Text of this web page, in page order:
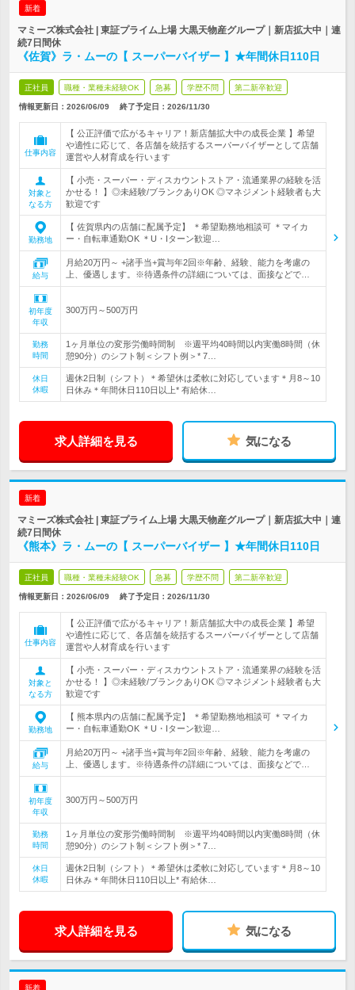
新着
マミーズ株式会社 | 東証プライム上場 大黒天物産グループ｜新店拡大中｜連
続7日間休
《佐賀》ラ・ムーの【 スーパーバイザー 】★年間休日110日
正社員 職種・業種未経験OK 急募 学歴不問 第二新卒歓迎
情報更新日：2026/06/09 終了予定日： 2026/11/30
仕事内容
【 公正評価で広がるキャリア！新店舗拡大中の成長企業 】希望
や適性に応じて、各店舗を統括するスーパーバイザーとして店舗
運営や人材育成を行います
対象と
なる方
【 小売・スーパー・ディスカウントストア・流通業界の経験を活
かせる！ 】◎未経験/ブランクありOK ◎マネジメント経験者も大
歓迎です
勤務地
【 佐賀県内の店舗に配属予定】 ＊希望勤務地相談可 ＊マイカ
ー・自転車通勤OK ＊U・Iターン歓迎…
給与
月給20万円～ +諸手当+賞与年2回※年齢、経験、能力を考慮の
上、優遇します。※待遇条件の詳細については、面接などで…
初年度
年収
300万円～500万円
勤務
時間
1ヶ月単位の変形労働時間制 ※週平均40時間以内実働8時間（休
憩90分）のシフト制＜シフト例＞* 7…
休日
休暇
週休2日制（シフト）＊希望休は柔軟に対応しています＊月8～10
日休み＊年間休日110日以上* 有給休…
求人詳細を見る 気になる
新着
マミーズ株式会社 | 東証プライム上場 大黒天物産グループ｜新店拡大中｜連
続7日間休
《熊本》ラ・ムーの【 スーパーバイザー 】★年間休日110日
正社員 職種・業種未経験OK 急募 学歴不問 第二新卒歓迎
情報更新日：2026/06/09 終了予定日： 2026/11/30
仕事内容
【 公正評価で広がるキャリア！新店舗拡大中の成長企業 】希望
や適性に応じて、各店舗を統括するスーパーバイザーとして店舗
運営や人材育成を行います
対象と
なる方
【 小売・スーパー・ディスカウントストア・流通業界の経験を活
かせる！ 】◎未経験/ブランクありOK ◎マネジメント経験者も大
歓迎です
勤務地
【 熊本県内の店舗に配属予定】 ＊希望勤務地相談可 ＊マイカ
ー・自転車通勤OK ＊U・Iターン歓迎…
給与
月給20万円～ +諸手当+賞与年2回※年齢、経験、能力を考慮の
上、優遇します。※待遇条件の詳細については、面接などで…
初年度
年収
300万円～500万円
勤務
時間
1ヶ月単位の変形労働時間制 ※週平均40時間以内実働8時間（休
憩90分）のシフト制＜シフト例＞* 7…
休日
休暇
週休2日制（シフト）＊希望休は柔軟に対応しています＊月8～10
日休み＊年間休日110日以上* 有給休…
求人詳細を見る 気になる
新着